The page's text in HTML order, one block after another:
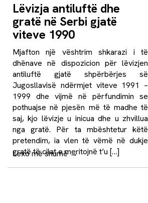
Lëvizja antiluftë dhe
gratë në Serbi gjatë
viteve 1990
Mjafton një vështrim shkarazi i të
dhënave në dispozicion për lëvizjen
antiluftë gjatë shpërbërjes së
Jugosllavisë ndërmjet viteve 1991 –
1999 dhe vijmë në përfundimin se
pothuajse në pjesën më të madhe të
saj, kjo lëvizje u inicua dhe u zhvillua
nga gratë. Për ta mbështetur këtë
pretendim, ia vlen të vëmë në dukje
gratë të cilat e meritojnë t’u […]
Lexo më shumë→